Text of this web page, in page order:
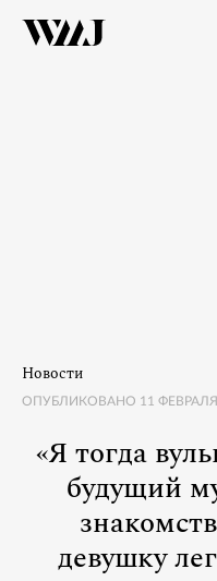
Новости
ОПУБЛИКОВАНО 11
«Я тогда
будущий
девушку